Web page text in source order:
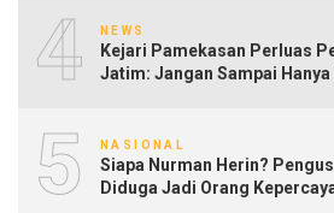
4 NEWS
Kejari Pamekasan Perluas
Jatim: Jangan Sampai
5 NASIONAL
Siapa Nurman Herin?
Diduga Jadi Orang